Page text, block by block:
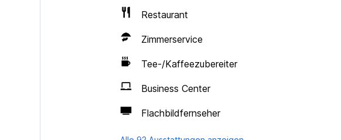
Restaurant
Zimmerservice
Tee-/Kaffeezubereiter
Business Center
Flachbildfernseher